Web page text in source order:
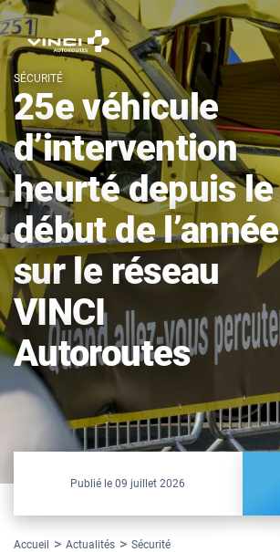
SÉCURITÉ
25e véhicule
d’intervention
heurté depuis le
début de l’année
sur le réseau
VINCI
Autoroutes
Publié le09 juillet 2026
Accueil Actualités Sécurité